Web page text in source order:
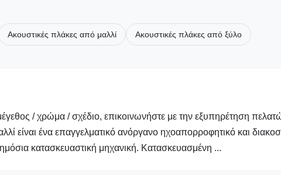
Ακουστικές πλάκες από μαλλί Ακουστικές πλάκες από ξύλο
/ χρώμα / σχέδιο, επικοινωνήστε με την εξυπηρέτηση
είναι ένα επαγγελματικό ανόργανο ηχοαπορροφητικό και
κατασκευαστική μηχανική. Κατασκευασμένη ...